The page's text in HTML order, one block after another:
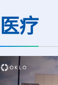
医疗